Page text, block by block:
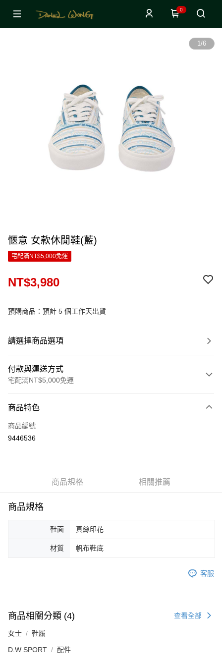
0
1/6
愜意 女款休閒鞋(藍)
宅配滿NT$5,000免運
NT$3,980
預購商品：預計 5 個工作天出貨
請選擇商品選項
付款與運送方式
宅配滿NT$5,000免運
信用卡一次付款
LINE Pay
宅配
每筆NT$120，滿NT$5,000(含以上)免運費
商品特色
商品編號
9446536
商品規格 相關推薦
商品規格
鞋面 真絲印花
材質 帆布鞋底
客服
商品相關分類 (4) 查看全部
女士 鞋履
D.W SPORT 配件